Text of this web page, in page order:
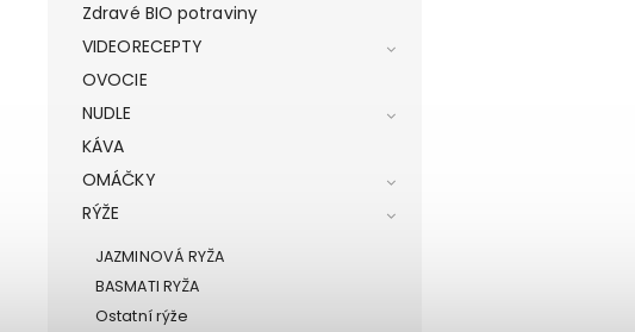
Zdravé BIO potraviny
VIDEORECEPTY
OVOCIE
NUDLE
KÁVA
OMÁČKY
RÝŽE
JAZMINOVÁ RYŽA
BASMATI RYŽA
Ostatní rýže